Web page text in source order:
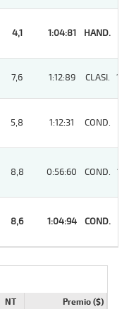
4,1 1:04:81 HAND.
7,6 1:12:89 CLASI. 10
5,8 1:12:31 COND.
8,8 0:56:60 COND. 13
8,6 1:04:94 COND.
NT Premio ($)